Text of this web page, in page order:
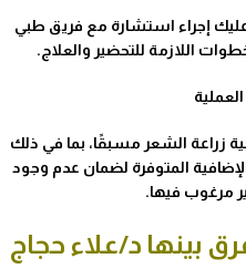
إجراء استشارة مع فريق طبي
اللازمة للتحضير والعلاج.
زراعة الشعر مسبقًا، بما في ذلك
المتوفرة لضمان عدم وجود
مرغوب فيها.
بينها د/علاء حجاج